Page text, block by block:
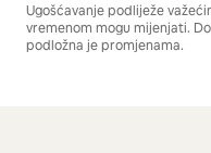
Ugošćavanje podliježe
vremenom mogu mijenjati.
podložna je promjenama.